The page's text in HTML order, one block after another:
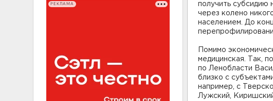
РЕКЛАМА
получить субсидию
через колено
населением. До
Помимо
медицинская. Так,
по Ленобласти
близко с
например, c
Лужский,